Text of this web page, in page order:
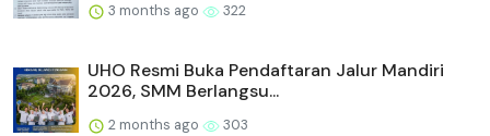
3 months ago 322
UHO Resmi Buka Pendaftaran Jalur Mandiri
2026, SMM Berlangsu...
2 months ago 303